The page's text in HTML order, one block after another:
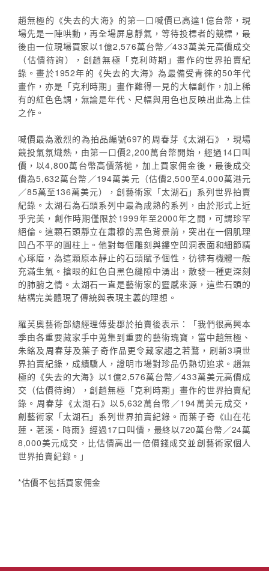
趙無極的《失去的大海》的第一口喊價已高達1億台幣，現
場先是一陣哄動，再全場屏息靜氣，等待投標者的競標，最
後由一位現場買家以1億2,576萬台幣／433萬美元高價成交
（估價待詢），創趙無極「克利時期」畫作的世界拍賣紀
錄。畫於1952年的《失去的大海》為最備受青徠的50年代
畫作，亦是「克利時期」畫作難得一見的大幅創作，加上稀
有的紅色色調，無論是年代、尺幅與用色也反映出此為上佳
之作。
喊價最為激烈的為拍品編號697的周春芽《太湖石》，現場
競投氣氛熾熱，由第一口價2,200萬台幣開始，經過14口叫
價，以4,800萬台幣高價落槌，加上買家佣金後，最後成交
價為5,632萬台幣／194萬美元（估價2,500至4,000萬港元
／85萬至136萬美元），創藝術家「太湖石」系列世界拍賣
紀錄。太湖石為石頭系列中最為成熟的系列，由於形式上近
乎完美，創作時期僅限於1999年至2000年之間，可謂珍罕
絕倫。這顆石頭靜立在肅穆的黑色背景前，突出在一個肌理
凹凸不平的圓柱上。他對每個雕刻與鏤空凹洞表面和細節精
心琢磨，為這顆原本靜止的石頭賦予個性，彷彿有機體一般
充滿生氣。搶眼的紅色自黑色縫隙中湧出，散發一種更深刻
的肺腑之情。太湖石一直是藝術家的靈感來源，這些石頭的
結構完美體現了傳統與表現主義的理想。
羅芙奧藝術部總經理傅斐郡於拍賣後表示：「我們很高興本
季由各重要藏家手中蒐集到重要的藝術瑰寶，當中趙無極、
朱銘及周春芽及葉子奇作品更令藏家趨之若鶩，刷新3項世
界拍賣紀錄，成績驕人，證明市場對珍品仍熱切追求。趙無
極的《失去的大海》以1億2,576萬台幣／433萬美元高價成
交（估價待詢），創趙無極「克利時期」畫作的世界拍賣紀
錄。周春芽《太湖石》以5,632萬台幣／194萬美元成交，
創藝術家「太湖石」系列世界拍賣紀錄。而葉子奇《山在花
蓮‧荖溪‧時雨》經過17口叫價，最終以720萬台幣／24萬
8,000美元成交，比估價高出一倍價錢成交並創藝術家個人
世界拍賣紀錄。」
*估價不包括買家佣金